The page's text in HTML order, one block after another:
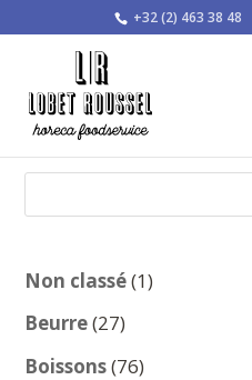
+32 (2) 463 38 48
Non classé 11
Beurre 2727
produits
Boissons 7676